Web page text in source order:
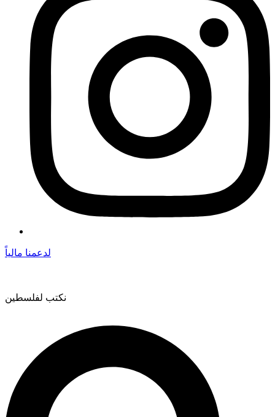
لدعمنا مالياً
نكتب لفلسطين